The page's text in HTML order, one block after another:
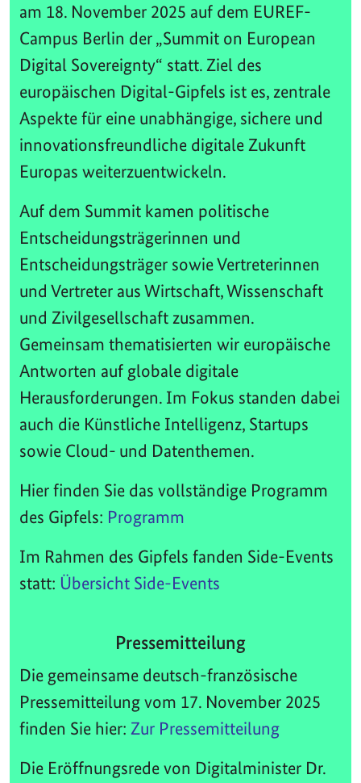
am 18. November 2025 auf dem EUREF-
Campus Berlin der „Summit on European
Digital Sovereignty“ statt. Ziel des
europäischen Digital-Gipfels ist es, zentrale
Aspekte für eine unabhängige, sichere und
innovationsfreundliche digitale Zukunft
Europas weiterzuentwickeln.
Auf dem Summit kamen politische
Entscheidungsträgerinnen und
Entscheidungsträger sowie Vertreterinnen
und Vertreter aus Wirtschaft, Wissenschaft
und Zivilgesellschaft zusammen.
Gemeinsam thematisierten wir europäische
Antworten auf globale digitale
Herausforderungen. Im Fokus standen dabei
auch die Künstliche Intelligenz, Startups
sowie Cloud- und Datenthemen.
Hier finden Sie das vollständige Programm
des Gipfels: Programm
Im Rahmen des Gipfels fanden Side-Events
statt: Übersicht Side-Events
Pressemitteilung
Die gemeinsame deutsch-französische
Pressemitteilung vom 17. November 2025
finden Sie hier: Zur Pressemitteilung
Die Eröffnungsrede von Digitalminister Dr.